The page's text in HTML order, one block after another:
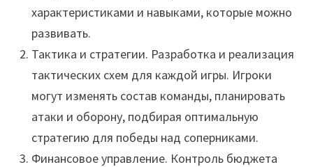
характеристиками и навыками, которые можно
развивать.
Тактика и стратегии. Разработка и реализация
тактических схем для каждой игры. Игроки
могут изменять состав команды, планировать
атаки и оборону, подбирая оптимальную
стратегию для победы над соперниками.
Финансовое управление. Контроль бюджета